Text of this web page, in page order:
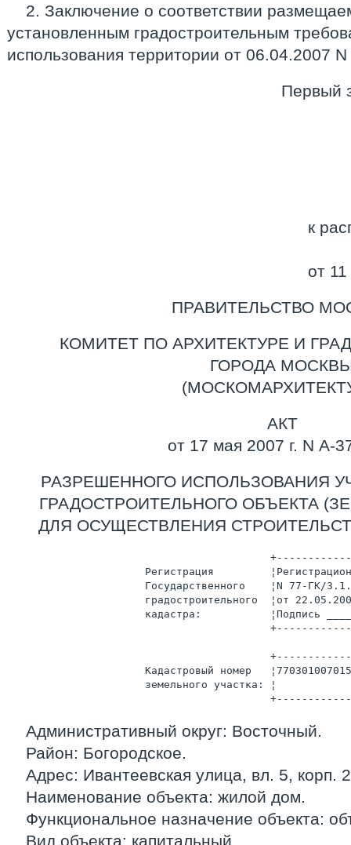
2. Заключение о соответствии
установленным градостроительным
использования территории от 06.04.2007
Первый
к
от
ПРАВИТЕЛЬСТВО
КОМИТЕТ ПО АРХИТЕКТУРЕ И
ГОРОДА
АКТ
от 17 мая 2007 г. N А-
РАЗРЕШЕННОГО ИСПОЛЬЗОВАНИЯ
ГРАДОСТРОИТЕЛЬНОГО ОБЪЕКТА
ДЛЯ ОСУЩЕСТВЛЕНИЯ
Регистрация
Государственного    ¦N 77-ГК/
градостроительного  ¦от
кадастра:           ¦Подпись
Кадастровый номер
земельного участка: ¦
Административный округ: Восточный.
Район: Богородское.
Адрес: Ивантеевская улица, вл. 5, корп.
Наименование объекта: жилой дом.
Функциональное назначение объекта:
Вид объекта: капитальный.